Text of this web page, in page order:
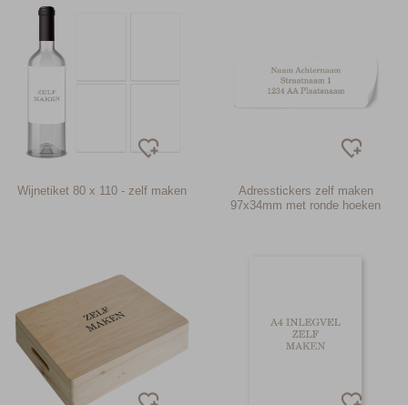
Wijnetiket 80 x 110 - zelf maken
Adresstickers zelf maken
97x34mm met ronde hoeken